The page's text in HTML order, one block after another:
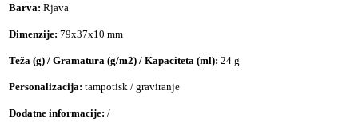
Barva: Rjava
Dimenzije: 79x37x10 mm
Teža (g) / Gramatura (g/m2) / Kapaciteta (ml): 24 g
Personalizacija: tampotisk / graviranje
Dodatne informacije: /